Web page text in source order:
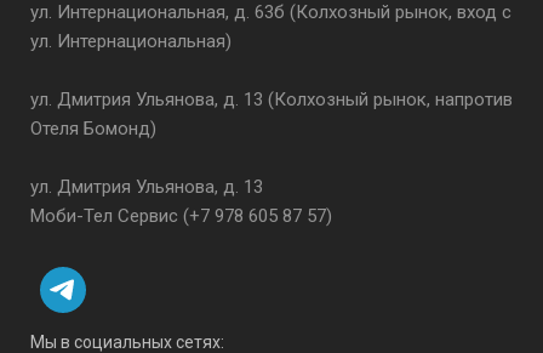
ул. Интернациональная, д. 63б (Колхозный рынок, вход с
ул. Интернациональная)
ул. Дмитрия Ульянова, д. 13 (Колхозный рынок, напротив
Отеля Бомонд)
ул. Дмитрия Ульянова, д. 13
Моби-Тел Сервис (+7 978 605 87 57)
Мы в социальных сетях: